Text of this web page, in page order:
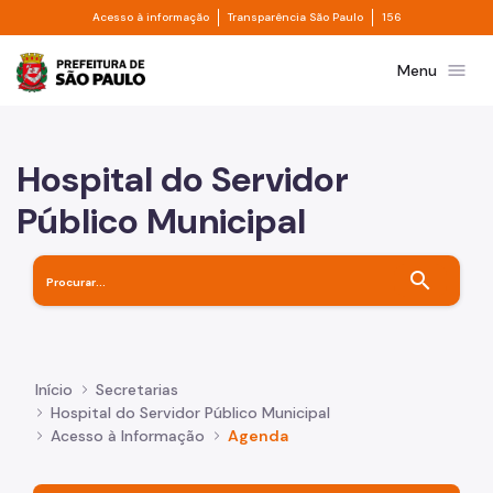
Pular para o Conteúdo principal
Acesso à informação Divisor de acesso à informação
Transparência São Paulo Divisor de
156
Prefeitura de São PauloMenu menu
Hospital do Servidor
Público Municipal
search
Início
Secretarias
Hospital do Servidor Público Municipal
Acesso à Informação
Agenda